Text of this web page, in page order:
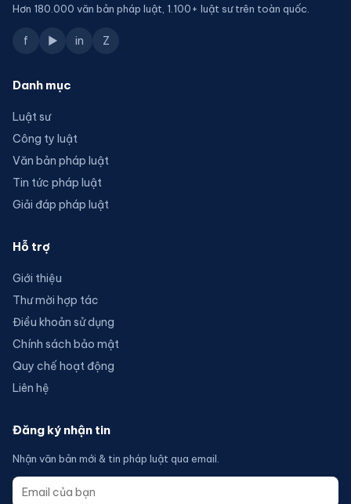
Hơn 180.000 văn bản pháp luật, 1.100+ luật sư trên toàn quốc.
f ▶ in Z
Danh mục
Luật sư
Công ty luật
Văn bản pháp luật
Tin tức pháp luật
Giải đáp pháp luật
Hỗ trợ
Giới thiệu
Thư mời hợp tác
Điều khoản sử dụng
Chính sách bảo mật
Quy chế hoạt động
Liên hệ
Đăng ký nhận tin
Nhận văn bản mới & tin pháp luật qua email.